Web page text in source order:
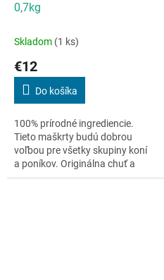
0,7kg
Skladom (1 ks)
€12
Do košíka
100% prírodné ingrediencie.
Tieto maškrty budú dobrou
voľbou pre všetky skupiny koní
a poníkov. Originálna chuť a
textúra sú skvelým spestrením.